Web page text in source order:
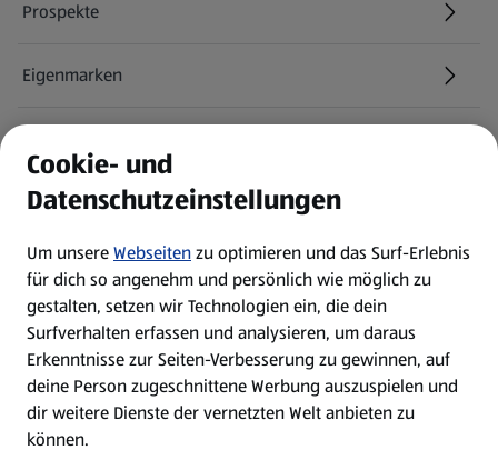
Prospekte
Eigenmarken
Newsletter
WhatsApp
Über ALDI SÜD
Filialen
Cookie- und
Datenschutzeinstellungen
Um unsereWebseitenzu optimieren und das Surf-Erlebnis
für dich so angenehm und persönlich wie möglich zu
gestalten, setzen wir Technologien ein, die dein
Surfverhalten erfassen und analysieren, um daraus
Erkenntnisse zur Seiten-Verbesserung zu gewinnen, auf
deine Person zugeschnittene Werbung auszuspielen und
dir weitere Dienste der vernetzten Welt anbieten zu
können.